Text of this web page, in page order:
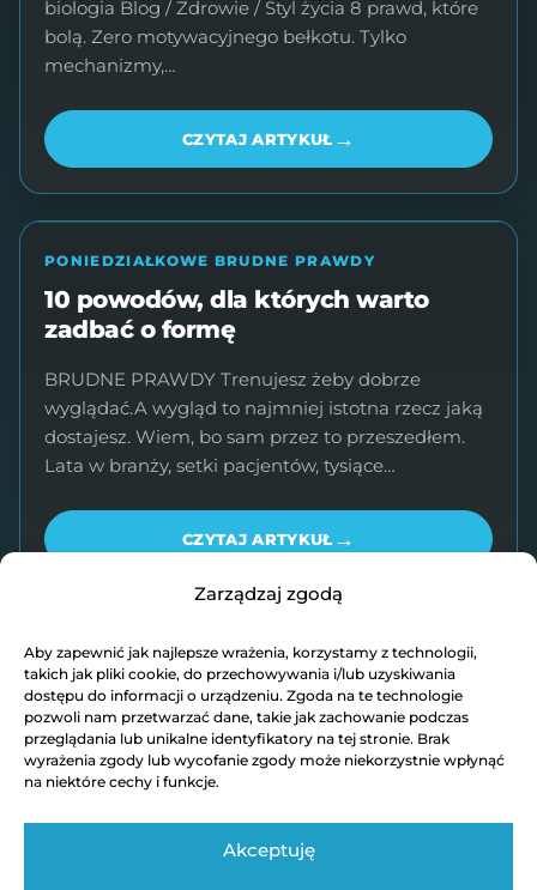
Zarządzaj zgodą
Aby zapewnić jak najlepsze wrażenia, korzystamy z technologii,
takich jak pliki cookie, do przechowywania i/lub uzyskiwania
dostępu do informacji o urządzeniu. Zgoda na te technologie
pozwoli nam przetwarzać dane, takie jak zachowanie podczas
przeglądania lub unikalne identyfikatory na tej stronie. Brak
wyrażenia zgody lub wycofanie zgody może niekorzystnie wpłynąć
na niektóre cechy i funkcje.
Akceptuję
biologia Blog / Zdrowie / Styl życia 8 prawd, które
bolą. Zero motywacyjnego bełkotu. Tylko
mechanizmy,…
CZYTAJ ARTYKUŁ →
PONIEDZIAŁKOWE BRUDNE PRAWDY
10 powodów, dla których warto
zadbać o formę
BRUDNE PRAWDY Trenujesz żeby dobrze
wyglądać.A wygląd to najmniej istotna rzecz jaką
dostajesz. Wiem, bo sam przez to przeszedłem.
Lata w branży, setki pacjentów, tysiące…
CZYTAJ ARTYKUŁ →
1 … 6
Następna→